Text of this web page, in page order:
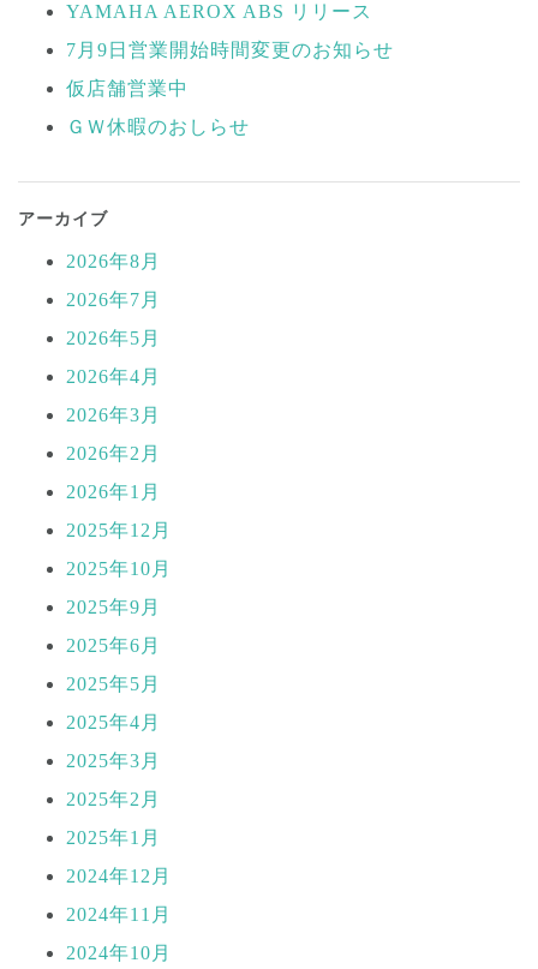
ゲ
ー
シ
ン
YAMAHA AEROX ABS リリース
7月9日営業開始時間変更のお知らせ
仮店舗営業中
ＧＷ休暇のおしらせ
アーカイブ
2026年8月
2026年7月
2026年5月
2026年4月
2026年3月
2026年2月
2026年1月
2025年12月
2025年10月
2025年9月
2025年6月
2025年5月
2025年4月
2025年3月
2025年2月
2025年1月
2024年12月
2024年11月
2024年10月